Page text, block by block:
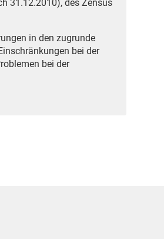
31.12.2010), des Zensus
in den zugrunde
bei der
bei der